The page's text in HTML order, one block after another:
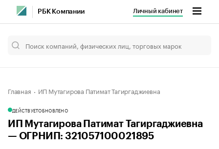
РБК Компании Личный кабинет
Главная ИП Мутагирова Патимат Тагиргаджиевна
ДЕЙСТВУЕТОБНОВЛЕНО
ИП Мутагирова Патимат Тагиргаджиевна
— ОГРНИП: 321057100021895